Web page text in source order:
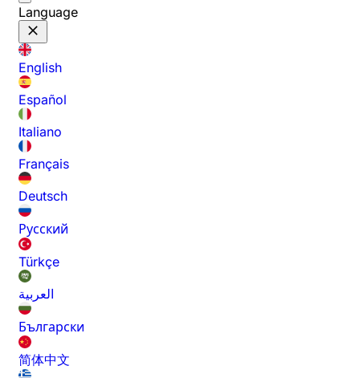
Language
English
Español
Italiano
Français
Deutsch
Русский
Türkçe
العربية
Български
简体中文